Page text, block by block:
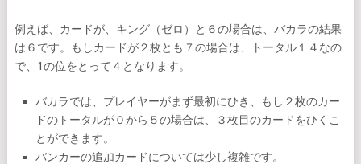
例えば、カードが、キング（ゼロ）と６の場合は、バカラの結果
は６です。もしカードが２枚とも７の場合は、トータル１４なの
で、1の位をとって４となります。
バカラでは、プレイヤーがまず最初にひき、もし２枚のカー
ドのトータルが０から５の場合は、３枚目のカードをひくこ
とができます。
バンカーの追加カードについては少し複雑です。